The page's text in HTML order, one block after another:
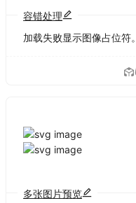
容错处理
加载失败显示图像占位符。
多张图片预览